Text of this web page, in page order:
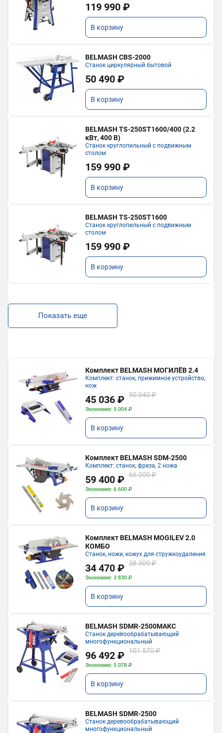
119 990 ₽
В корзину
BELMASH CBS-2000
Станок циркулярный бытовой
50 490 ₽
В корзину
BELMASH TS-250ST1600/400 (2.2
кВт, 400 В)
Станок круглопильный с подвижным
столом
159 990 ₽
В корзину
BELMASH TS-250ST1600
Станок круглопильный с подвижным
столом
159 990 ₽
В корзину
Показать еще
Комплект BELMASH МОГИЛЁВ 2.4
Комплект: станок, прижимное устройство,
нож
45 036 ₽ 50 040 ₽
Экономия: 5 004 ₽
В корзину
Комплект BELMASH SDM-2500
Комплект: станок, фреза, 2 ножа
59 400 ₽ 66 000 ₽
Экономия: 6 600 ₽
В корзину
Комплект BELMASH MOGILEV 2.0
КОМБО
Станок, ножи, кожух для стружкоудаления
34 470 ₽ 38 300 ₽
Экономия: 3 830 ₽
В корзину
BELMASH SDMR-2500МАКС
Станок деревообрабатывающий
многофункциональный
96 492 ₽ 101 570 ₽
Экономия: 5 078 ₽
В корзину
BELMASH SDMR-2500
Станок деревообрабатывающий
многофункциональный